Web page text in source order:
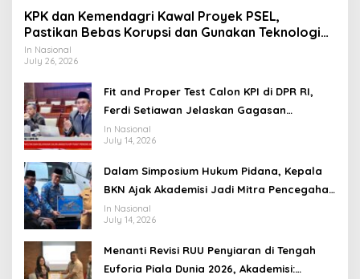
KPK dan Kemendagri Kawal Proyek PSEL,
Pastikan Bebas Korupsi dan Gunakan Teknologi
Ramah Lingkungan
In Nasional
July 26, 2026
Fit and Proper Test Calon KPI di DPR RI,
Ferdi Setiawan Jelaskan Gagasan
Transformasi Menuju Ekosistem Penyiaran
yang Adaptif
In Nasional
July 14, 2026
Dalam Simposium Hukum Pidana, Kepala
BKN Ajak Akademisi Jadi Mitra Pencegahan
Tindak Pidana di Birokrasi
In Nasional
July 14, 2026
Menanti Revisi RUU Penyiaran di Tengah
Euforia Piala Dunia 2026, Akademisi: